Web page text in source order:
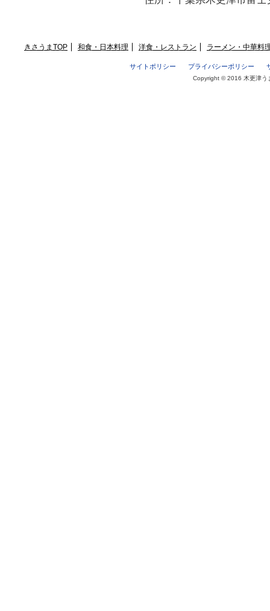
きさうまTOP 和食・日本料理 洋食・レストラン ラーメン・中華料
サイトポリシー プライバシーポリシー
Copyright © 2016 木更津